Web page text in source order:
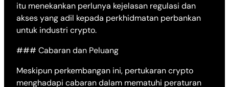
itu menekankan perlunya kejelasan regulasi dan
akses yang adil kepada perkhidmatan perbankan
untuk industri crypto.
### Cabaran dan Peluang
Meskipun perkembangan ini, pertukaran crypto
menghadapi cabaran dalam mematuhi peraturan